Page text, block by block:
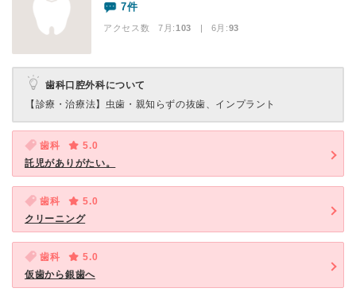
7件
アクセス数 7月:103 | 6月:93
歯科口腔外科について
【診療・治療法】 虫歯・親知らずの抜歯、インプラント
歯科
5.0
託児がありがたい。
歯科
5.0
クリーニング
歯科
5.0
仮歯から銀歯へ